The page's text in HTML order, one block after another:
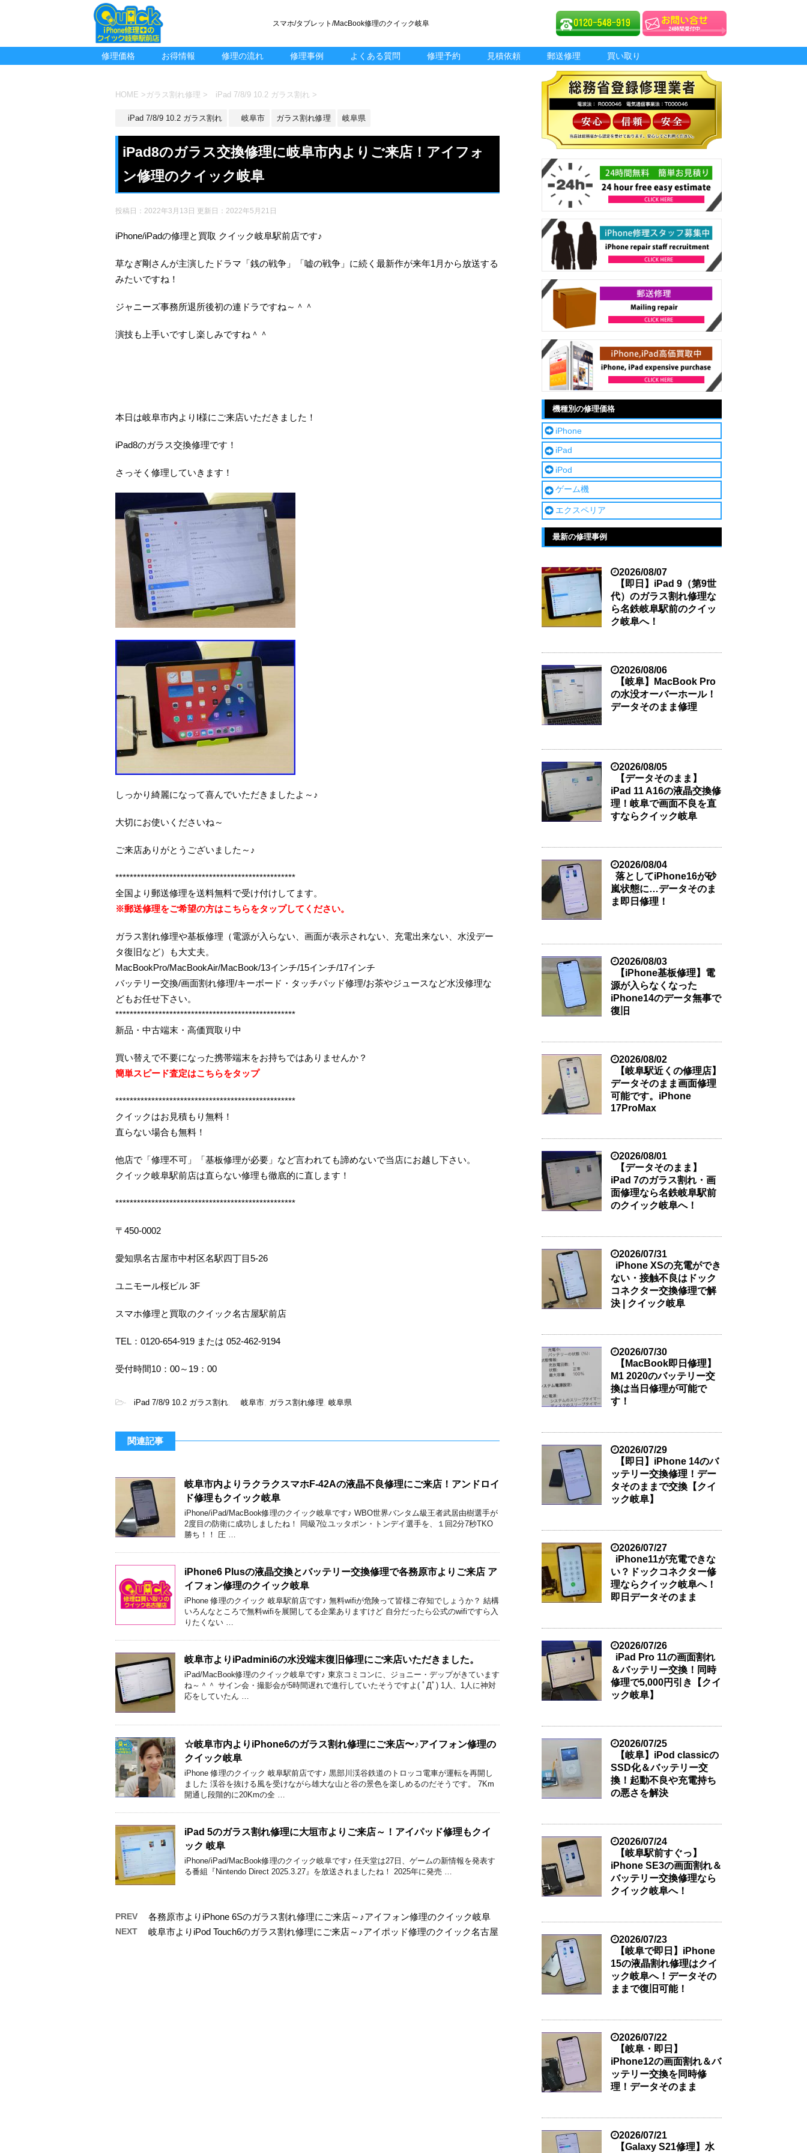
スマホ/タブレット/MacBook修理のクイック岐阜
修理価格 お得情報 修理の流れ 修理事例 よくある質問 修理予約 見積依頼 郵送修理 買い取り
HOME > ガラス割れ修理 > iPad 7/8/9 10.2 ガラス割れ >
iPad 7/8/9 10.2 ガラス割れ 岐阜市 ガラス割れ修理 岐阜県
iPad8のガラス交換修理に岐阜市内よりご来店！アイフォ
ン修理のクイック岐阜
投稿日：2022年3月13日 更新日： 2022年5月21日
iPhone/iPadの修理と買取 クイック岐阜駅前店です♪
草なぎ剛さんが主演したドラマ「銭の戦争」「嘘の戦争」に続く最新作が来年1月から放送する
みたいですね！
ジャニーズ事務所退所後初の連ドラですね～＾＾
演技も上手いですし楽しみですね＾＾
本日は岐阜市内よりI様にご来店いただきました！
iPad8のガラス交換修理です！
さっそく修理していきます！
しっかり綺麗になって喜んでいただきましたよ～♪
大切にお使いくださいね～
ご来店ありがとうございました～♪
**************************************************
全国より郵送修理を送料無料で受け付けしてます。
※郵送修理をご希望の方はこちらをタップしてください。
ガラス割れ修理や基板修理（電源が入らない、画面が表示されない、充電出来ない、水没デー
タ復旧など）も大丈夫。
MacBookPro/MacBookAir/MacBook/13インチ/15インチ/17インチ
バッテリー交換/画面割れ修理/キーボード・タッチパッド修理/お茶やジュースなど水没修理な
どもお任せ下さい。
**************************************************
新品・中古端末・高価買取り中
買い替えで不要になった携帯端末をお持ちではありませんか？
簡単スピード査定はこちらをタップ
**************************************************
クイックはお見積もり無料！
直らない場合も無料！
他店で「修理不可」「基板修理が必要」など言われても諦めないで当店にお越し下さい。
クイック岐阜駅前店は直らない修理も徹底的に直します！
**************************************************
〒450-0002
愛知県名古屋市中村区名駅四丁目5-26
ユニモール桜ビル 3F
スマホ修理と買取のクイック名古屋駅前店
TEL：0120-654-919 または 052-462-9194
受付時間10：00～19：00
- iPad 7/8/9 10.2 ガラス割れ, 岐阜市, ガラス割れ修理, 岐阜県
関連記事
岐阜市内よりラクラクスマホF-42Aの液晶不良修理にご来店！アンドロイ
ド修理もクイック岐阜
iPhone/iPad/MacBook修理のクイック岐阜です♪ WBO世界バンタム級王者武居由樹選手が
2度目の防衛に成功しましたね！ 同級7位ユッタポン・トンデイ選手を、１回2分7秒TKO
勝ち！！ 圧 …
iPhone6 Plusの液晶交換とバッテリー交換修理で各務原市よりご来店 ア
イフォン修理のクイック岐阜
iPhone 修理のクイック 岐阜駅前店です♪ 無料wifiが危険って皆様ご存知でしょうか？ 結構
いろんなところで無料wifiを展開してる企業ありますけど 自分だったら公式のwifiですら入
りたくない …
岐阜市よりiPadmini6の水没端末復旧修理にご来店いただきました。
iPad/MacBook修理のクイック岐阜です♪ 東京コミコンに、ジョニー・デップがきています
ね～＾＾ サイン会・撮影会が5時間遅れで進行していたそうですよ( ﾟДﾟ) 1人、1人に神対
応をしていたん …
☆岐阜市内よりiPhone6のガラス割れ修理にご来店〜♪アイフォン修理の
クイック岐阜
iPhone 修理のクイック 岐阜駅前店です♪ 黒部川渓谷鉄道のトロッコ電車が運転を再開し
ました 渓谷を抜ける風を受けながら雄大な山と谷の景色を楽しめるのだそうです。 7Km
開通し段階的に20Kmの全 …
iPad 5のガラス割れ修理に大垣市よりご来店～！アイパッド修理もクイ
ック 岐阜
iPhone/iPad/MacBook修理のクイック岐阜です♪ 任天堂は27日、ゲームの新情報を発表す
る番組『Nintendo Direct 2025.3.27』を放送されましたね！ 2025年に発売 …
PREV 各務原市よりiPhone 6Sのガラス割れ修理にご来店～♪アイフォン修理のクイック岐阜
NEXT 岐阜市よりiPod Touch6のガラス割れ修理にご来店～♪アイポッド修理のクイック名古屋
機種別の修理価格
iPhone
iPad
iPod
ゲーム機
エクスペリア
最新の修理事例
2026/08/07
【即日】iPad 9（第9世
代）のガラス割れ修理な
ら名鉄岐阜駅前のクイッ
ク岐阜へ！
2026/08/06
【岐阜】MacBook Pro
の水没オーバーホール！
データそのまま修理
2026/08/05
【データそのまま】
iPad 11 A16の液晶交換修
理！岐阜で画面不良を直
すならクイック岐阜
2026/08/04
落としてiPhone16が砂
嵐状態に…データそのま
ま即日修理！
2026/08/03
【iPhone基板修理】電
源が入らなくなった
iPhone14のデータ無事で
復旧
2026/08/02
【岐阜駅近くの修理店】
データそのまま画面修理
可能です。iPhone
17ProMax
2026/08/01
【データそのまま】
iPad 7のガラス割れ・画
面修理なら名鉄岐阜駅前
のクイック岐阜へ！
2026/07/31
iPhone XSの充電ができ
ない・接触不良はドック
コネクター交換修理で解
決 | クイック岐阜
2026/07/30
【MacBook即日修理】
M1 2020のバッテリー交
換は当日修理が可能で
す！
2026/07/29
【即日】iPhone 14のバ
ッテリー交換修理！デー
タそのままで交換【クイ
ック岐阜】
2026/07/27
iPhone11が充電できな
い？ドックコネクター修
理ならクイック岐阜へ！
即日データそのまま
2026/07/26
iPad Pro 11の画面割れ
＆バッテリー交換！同時
修理で5,000円引き【クイ
ック岐阜】
2026/07/25
【岐阜】iPod classicの
SSD化＆バッテリー交
換！起動不良や充電持ち
の悪さを解決
2026/07/24
【岐阜駅前すぐっ】
iPhone SE3の画面割れ＆
バッテリー交換修理なら
クイック岐阜へ！
2026/07/23
【岐阜で即日】iPhone
15の液晶割れ修理はクイ
ック岐阜へ！データその
ままで復旧可能！
2026/07/22
【岐阜・即日】
iPhone12の画面割れ＆バ
ッテリー交換を同時修
理！データそのまま
2026/07/21
【Galaxy S21修理】水